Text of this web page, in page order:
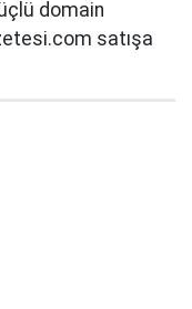
domain
satışa